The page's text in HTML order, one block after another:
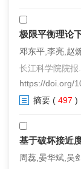
极限平衡理论
邓东平,李亮,赵
长江科学院院
https://doi.org/
摘要 ( 497 )
基于破坏接近
周蕊,晏华斌,吴